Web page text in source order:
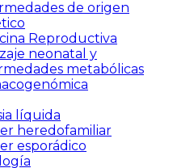
de origen
Reproductiva
neonatal y
metabólicas
líquida
heredofamiliar
esporádico